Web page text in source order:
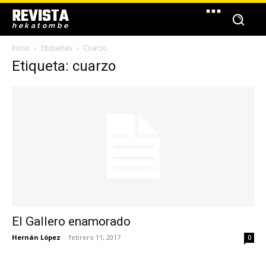
REVISTA
hekatombe
Inicio Etiquetas Cuarzo
Etiqueta: cuarzo
El Gallero enamorado
Hernán López - febrero 11, 2017 0